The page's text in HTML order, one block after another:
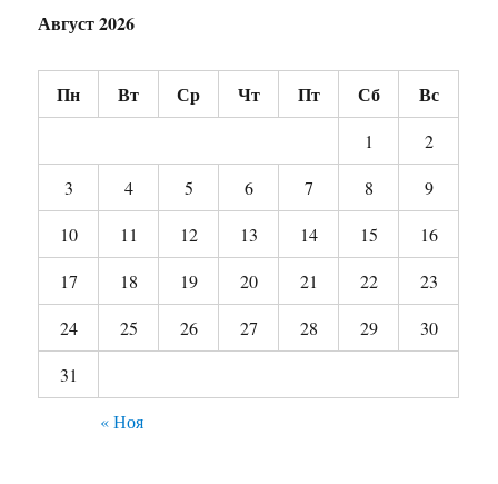
Август 2026
Пн Вт Ср Чт Пт Сб Вс
1
2
3
4 5 6 7 8
9
10
11 12 13 14 15
16
17
18 19 20 21 22
23
24
25 26 27 28 29
30
31
« Ноя